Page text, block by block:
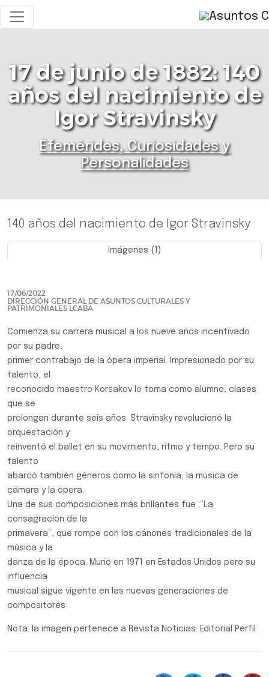
17 de junio de 1882: 140
años del nacimiento de
Igor Stravinsky
Efemérides, Curiosidades y
Personalidades
140 años del nacimiento de Igor Stravinsky
Imágenes (1)
17/06/2022
DIRECCIÓN GENERAL DE ASUNTOS CULTURALES Y
PATRIMONIALES LCABA
Comienza su carrera musical a los nueve años incentivado
por su padre,
primer contrabajo de la ópera imperial. Impresionado por su
talento, el
reconocido maestro Korsakov lo toma como alumno, clases
que se
prolongan durante seis años. Stravinsky revolucionó la
orquestación y
reinventó el ballet en su movimiento, ritmo y tempo. Pero su
talento
abarcó también géneros como la sinfonía, la música de
cámara y la ópera.
Una de sus composiciones más brillantes fue :”La
consagración de la
primavera”, que rompe con los cánones tradicionales de la
música y la
danza de la época. Murió en 1971 en Estados Unidos pero su
influencia
musical sigue vigente en las nuevas generaciones de
compositores
Nota: la imagen pertenece a Revista Noticias. Editorial Perfil